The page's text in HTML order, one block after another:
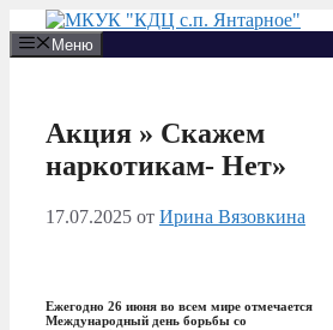
Перейти
к
содержимому
Меню
Акция » Скажем
наркотикам- Нет»
17.07.2025 от Ирина Вязовкина
Ежегодно 26 июня во всем мире отмечается
Международный день борьбы со